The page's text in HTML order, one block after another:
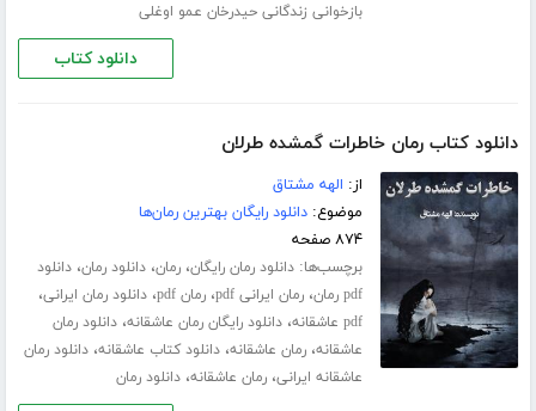
بازخوانی زندگانی حیدرخان عمو اوغلی
دانلود کتاب
دانلود کتاب رمان خاطرات گمشده طرلان
از: الهه مشتاق
موضوع:دانلود رایگان بهترین رمان‌ها
۸۷۴ صفحه
برچسب‌ها:دانلود رمان رایگان،رمان،دانلود رمان،دانلود
pdf رمان
،رمان ایرانی pdf ،رمان pdf ،دانلود رمان ایرانی،
pdf عاشقانه ،دانلود رایگان رمان عاشقانه،دانلود رمان
عاشقانه،رمان عاشقانه،دانلود کتاب عاشقانه،دانلود رمان
عاشقانه ایرانی،رمان عاشقانه،دانلود رمان